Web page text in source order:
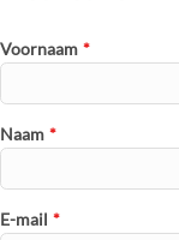
Voornaam *
Naam *
E-mail *